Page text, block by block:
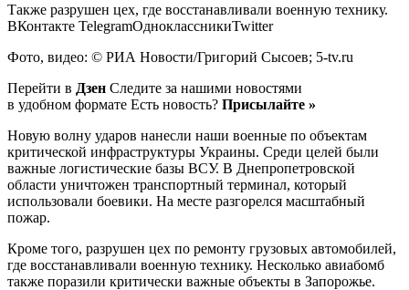
Также разрушен цех, где восстанавливали военную технику.
ВКонтакте TelegramОдноклассникиTwitter
Фото, видео: © РИА Новости/Григорий Сысоев; 5-tv.ru
Перейти в Дзен Следите за нашими новостями
в удобном формате Есть новость? Присылайте »
Новую волну ударов нанесли наши военные по объектам
критической инфраструктуры Украины. Среди целей были
важные логистические базы ВСУ. В Днепропетровской
области уничтожен транспортный терминал, который
использовали боевики. На месте разгорелся масштабный
пожар.
Кроме того, разрушен цех по ремонту грузовых автомобилей,
где восстанавливали военную технику. Несколько авиабомб
также поразили критически важные объекты в Запорожье.